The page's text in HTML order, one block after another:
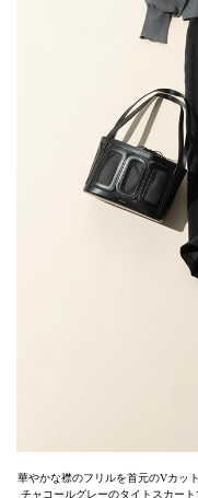
華やかな襟のフリルを首元のVカッ
チャコールグレーのタイトスカー